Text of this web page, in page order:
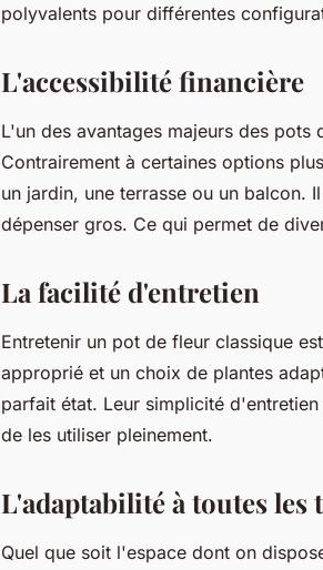
polyvalents pour différentes
L'accessibilité financière
L'un des avantages majeurs des
Contrairement à certaines options
un jardin, une terrasse ou un balcon.
dépenser gros. Ce qui permet de
La facilité d'entretien
Entretenir un pot de fleur classique
approprié et un choix de plantes
parfait état. Leur simplicité
de les utiliser pleinement.
L'adaptabilité à toutes les
Quel que soit l'espace dont on